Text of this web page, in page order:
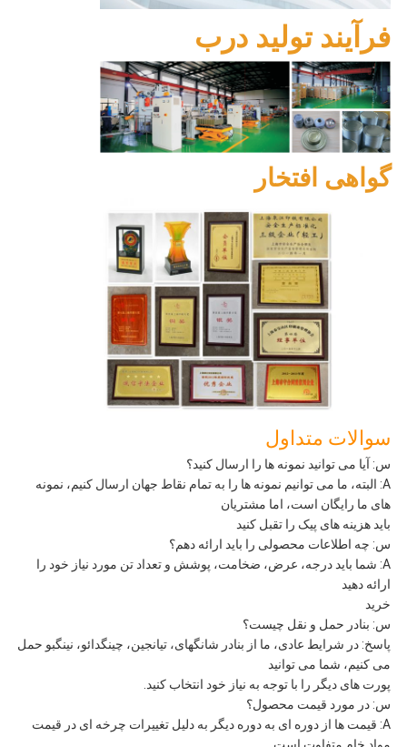
فرآیند تولید درب
گواهی افتخار
سوالات متداول
س: آیا می توانید نمونه ها را ارسال کنید؟
A: البته، ما می توانیم نمونه ها را به تمام نقاط جهان ارسال کنیم، نمونه
های ما رایگان است، اما مشتریان
باید هزینه های پیک را تقبل کنید
س: چه اطلاعات محصولی را باید ارائه دهم؟
A: شما باید درجه، عرض، ضخامت، پوشش و تعداد تن مورد نیاز خود را
ارائه دهید
خرید
س: بنادر حمل و نقل چیست؟
پاسخ: در شرایط عادی، ما از بنادر شانگهای، تیانجین، چینگدائو، نینگبو حمل
می کنیم، شما می توانید
پورت های دیگر را با توجه به نیاز خود انتخاب کنید.
س: در مورد قیمت محصول؟
A: قیمت ها از دوره ای به دوره دیگر به دلیل تغییرات چرخه ای در قیمت
مواد خام متفاوت است.